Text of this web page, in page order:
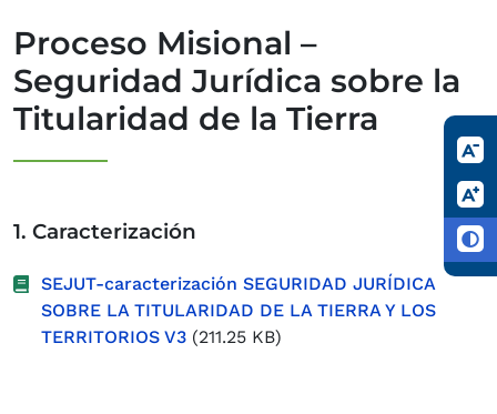
Proceso Misional –
Seguridad Jurídica sobre la
Titularidad de la Tierra
1. Caracterización
SEJUT-caracterización SEGURIDAD JURÍDICA
SOBRE LA TITULARIDAD DE LA TIERRA Y LOS
TERRITORIOS V3 (211.25 KB)